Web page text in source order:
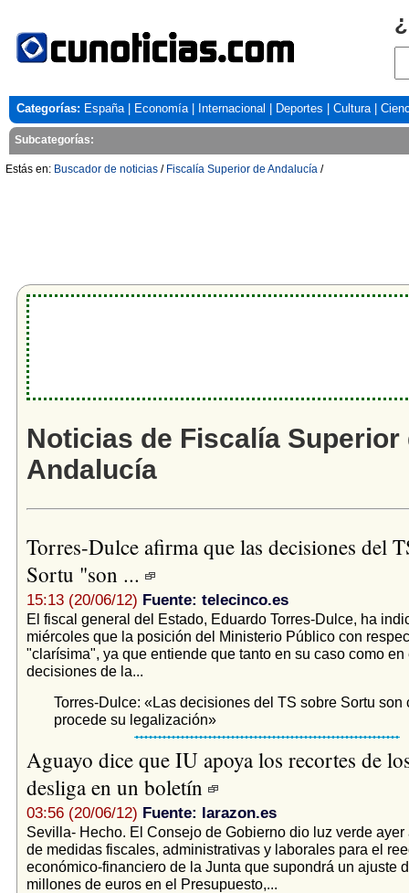
Categorías: España| Economía| Internacional Deportes Cultura|
Subcategorías:
Estás en: Buscador de noticias / Fiscalía Superior de Andalucía /
Noticias de Fiscalía Superior
Andalucía
Torres-Dulce afirma que las decisiones del
Sortu "son ...
15:13 (20/06/12) Fuente: telecinco.es
El fiscal general del Estado, Eduardo Torres-Dulce, ha
miércoles que la posición del Ministerio Público con
"clarísima", ya que entiende que tanto en su caso como
decisiones de la...
Torres-Dulce: «Las decisiones del TS sobre Sortu son
procede su legalización»
Aguayo dice que IU apoya los recortes de
desliga en un boletín
03:56 (20/06/12) Fuente: larazon.es
Sevilla- Hecho. El Consejo de Gobierno dio luz verde ayer
de medidas fiscales, administrativas y laborales para el
económico-financiero de la Junta que supondrá un ajuste
millones de euros en el Presupuesto,...